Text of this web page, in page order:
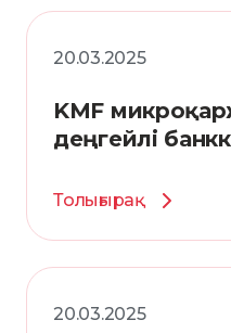
20.03.2025
KMF
деңгейлі
Толығырақ
20.03.2025